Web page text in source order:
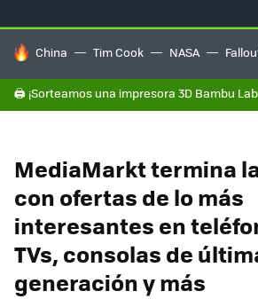
HOY SE HABLA DE
China Tim Cook NASA
🖨️ ¡Sorteamos una impresora 3D Bambu
MediaMarkt termina
con ofertas de lo más
interesantes en
TVs, consolas de
generación y más